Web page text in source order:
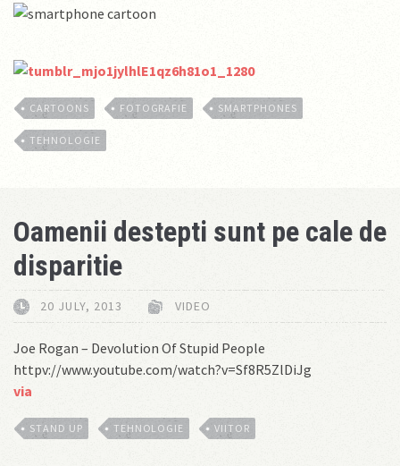
CARTOONS FOTOGRAFIE SMARTPHONES
TEHNOLOGIE
Oamenii destepti sunt pe cale de
disparitie
20 JULY, 2013 VIDEO
Joe Rogan – Devolution Of Stupid People
httpv://www.youtube.com/watch?v=Sf8R5ZlDiJg
via
STAND UP TEHNOLOGIE VIITOR